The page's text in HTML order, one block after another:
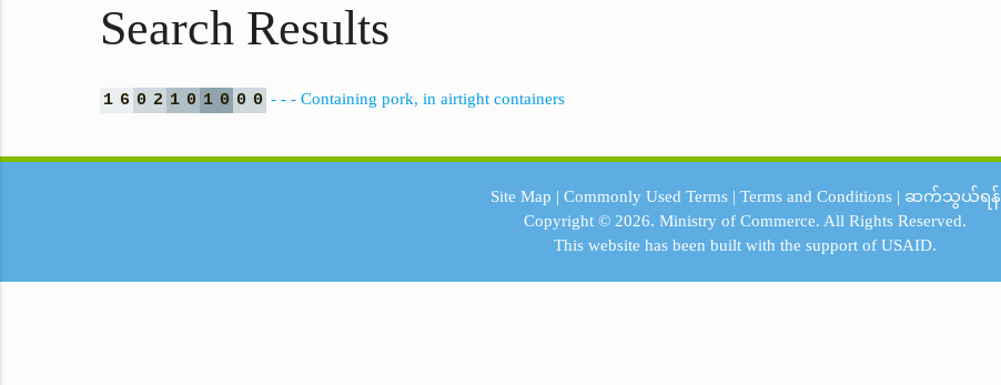
Search Results
1 6 0 2 1 0 1 0 0 0 - - - Containing pork, in airtight containers
Site Map | Commonly Used Terms| Terms and Conditions| ဆက်သွယ်ရန်
Copyright © 2026.Ministry of Commerce. All Rights Reserved.
This website has been built with the support ofUSAID.